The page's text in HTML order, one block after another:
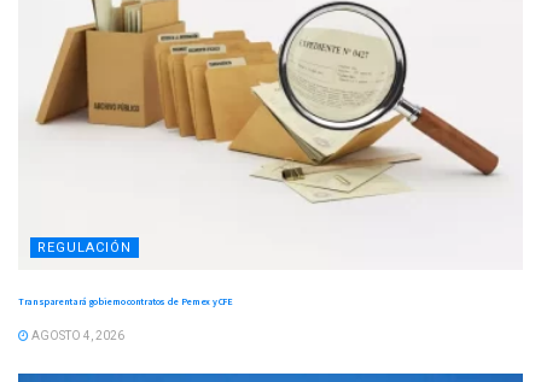
REGULACIÓN
Transparentará gobierno contratos de Pemex y CFE
AGOSTO 4, 2026